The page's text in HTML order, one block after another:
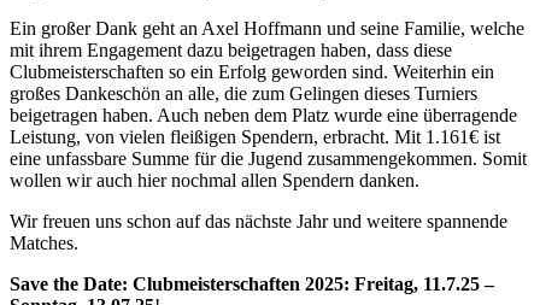
Ein großer Dank geht an Axel Hoffmann und seine Familie, welche
mit ihrem Engagement dazu beigetragen haben, dass diese
Clubmeisterschaften so ein Erfolg geworden sind. Weiterhin ein
großes Dankeschön an alle, die zum Gelingen dieses Turniers
beigetragen haben. Auch neben dem Platz wurde eine überragende
Leistung, von vielen fleißigen Spendern, erbracht. Mit 1.161€ ist
eine unfassbare Summe für die Jugend zusammengekommen. Somit
wollen wir auch hier nochmal allen Spendern danken.
Wir freuen uns schon auf das nächste Jahr und weitere spannende
Matches.
Save the Date: Clubmeisterschaften 2025: Freitag, 11.7.25 –